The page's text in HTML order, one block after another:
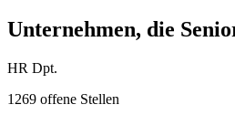
Unternehmen, die
HR Dpt.
1269 offene Stellen